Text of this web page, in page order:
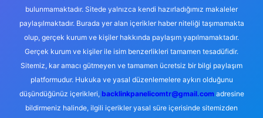
bulunmamaktadır. Sitede yalnızca kendi hazırladığımız makaleler
paylaşılmaktadır. Burada yer alan içerikler haber niteliği taşımamakta
olup, gerçek kurum ve kişiler hakkında paylaşım yapılmamaktadır.
Gerçek kurum ve kişiler ile isim benzerlikleri tamamen tesadüfidir.
Sitemiz, kar amacı gütmeyen ve tamamen ücretsiz bir bilgi paylaşım
platformudur. Hukuka ve yasal düzenlemelere aykırı olduğunu
düşündüğünüz içerikleri, backlinkpanelicomtr@gmail.comadresine
bildirmeniz halinde, ilgili içerikler yasal süre içerisinde sitemizden